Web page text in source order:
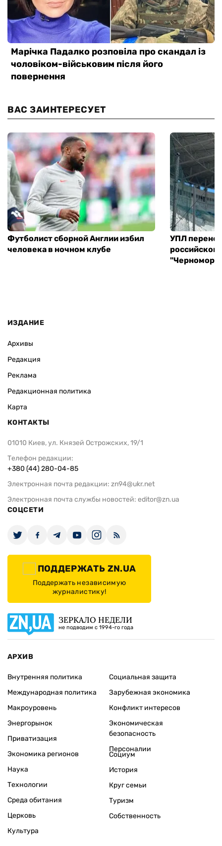
ВАС ЗАИНТЕРЕСУЕТ
Футболист сборной Англии избил
человека в ночном клубе
УПЛ
ИЗДАНИЕ
Архивы
Редакция
Реклама
Редакционная политика
Карта
КОНТАКТЫ
01010 Киев, ул. Князей Острожских, 19/1
Телефон редакции:
+380 (44) 280-04-85
Электронная почта редакции: zn94@ukr.net
Электронная почта службы новостей: editor@zn.ua
СОЦСЕТИ
ПОДДЕРЖАТЬ ZN.UA
Поддержать независимую
журналистику!
ЗЕРКАЛО НЕДЕЛИ
не подводим с 1994-го года
АРХИВ
Внутренняя политика
Международная политика
Макроуровень
Энергорынок
Приватизация
Экономика регионов
Социальная защита
Зарубежная экономика
Конфликт интересов
Экономическая
безопасность
Персоналии
Наука
Технологии
Среда обитания
Церковь
Культура
Социум
История
Круг семьи
Туризм
Собственность